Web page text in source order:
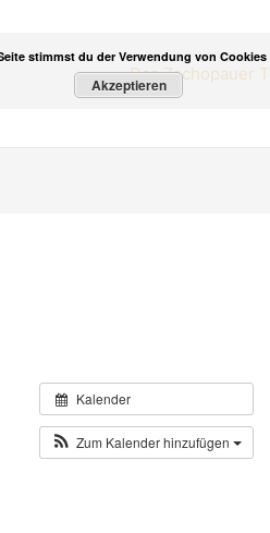
Das Zschopauer
Kalender
Zum Kalender hinzufügen
stimmst du der Verwendung von Cookies
Akzeptieren